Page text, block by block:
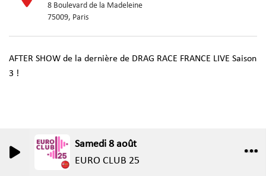
Samedi 8 août
EURO CLUB 25
0
8 Boulevard de la Madeleine
75009, Paris
AFTER SHOW de la dernière de DRAG RACE FRANCE LIVE Saison
3 !